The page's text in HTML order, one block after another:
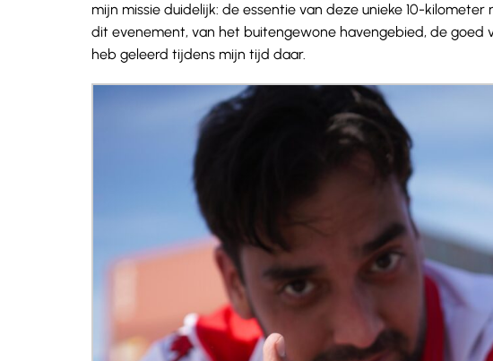
mijn missie duidelijk: de essentie van deze unieke 10-
dit evenement, van het buitengewone havengebied, de goed
heb geleerd tijdens mijn tijd daar.